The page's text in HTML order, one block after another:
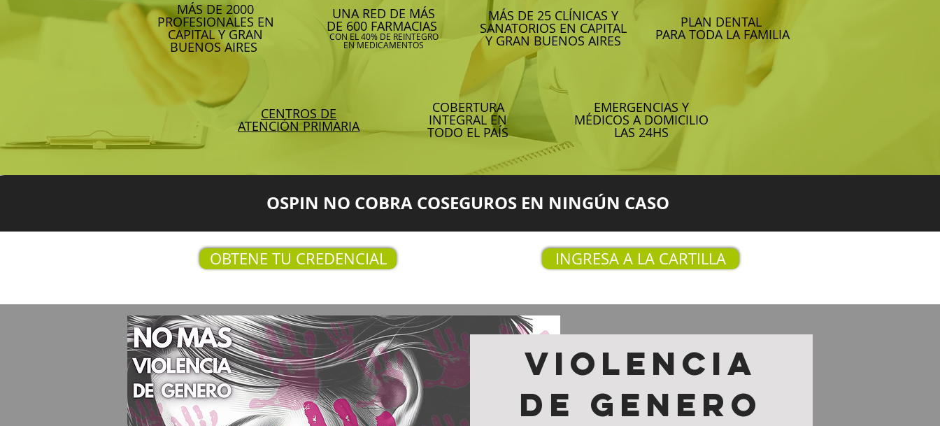
MÁS DE 2000
PROFESIONALES EN
CAPITAL Y GRAN
BUENOS AIRES
UNA RED DE MÁS
DE 600 FARMACIAS
CON EL 40% DE REINTEGRO
EN MEDICAMENTOS
MÁS DE 25 CLÍNICAS Y
SANATORIOS EN CAPITAL
Y GRAN BUENOS AIRES
PLAN DENTAL
PARA TODA LA FAMILIA
CENTROS DE
ATENCIÓN PRIMARIA
COBERTURA
INTEGRAL EN
TODO EL PAÍS
EMERGENCIAS Y
MÉDICOS A DOMICILIO
LAS 24HS
OSPIN NO COBRA COSEGUROS EN NINGÚN CASO
OBTENE TU CREDENCIAL INGRESA A LA CARTILLA
violencia
de genero